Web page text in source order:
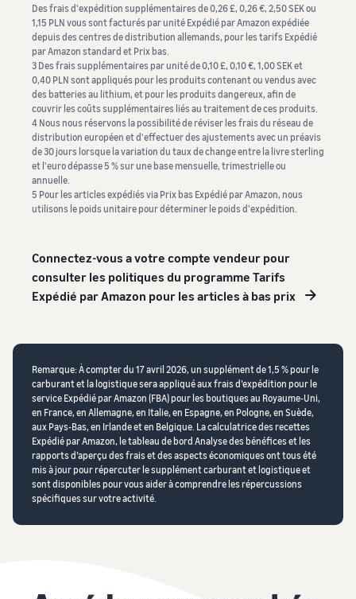
Des frais d'expédition supplémentaires de 0,26 £, 0,26 €, 2,50 SEK ou
1,15 PLN vous sont facturés par unité Expédié par Amazon expédiée
depuis des centres de distribution allemands, pour les tarifs Expédié
par Amazon standard et Prix bas.
3 Des frais supplémentaires par unité de 0,10 £, 0,10 €, 1,00 SEK et
0,40 PLN sont appliqués pour les produits contenant ou vendus avec
des batteries au lithium, et pour les produits dangereux, afin de
couvrir les coûts supplémentaires liés au traitement de ces produits.
4 Nous nous réservons la possibilité de réviser les frais du réseau de
distribution européen et d'effectuer des ajustements avec un préavis
de 30 jours lorsque la variation du taux de change entre la livre sterling
et l'euro dépasse 5 % sur une base mensuelle, trimestrielle ou
annuelle.
5 Pour les articles expédiés via Prix bas Expédié par Amazon, nous
utilisons le poids unitaire pour déterminer le poids d'expédition.
Connectez-vous a votre compte vendeur pour
consulter les politiques du programme Tarifs
Expédié par Amazon pour les articles à bas prix
Remarque: À compter du 17 avril 2026, un supplément de 1,5 % pour le
carburant et la logistique sera appliqué aux frais d’expédition pour le
service Expédié par Amazon (FBA) pour les boutiques au Royaume-Uni,
en France, en Allemagne, en Italie, en Espagne, en Pologne, en Suède,
aux Pays-Bas, en Irlande et en Belgique. La calculatrice des recettes
Expédié par Amazon, le tableau de bord Analyse des bénéfices et les
rapports d’aperçu des frais et des aspects économiques ont tous été
mis à jour pour répercuter le supplément carburant et logistique et
sont disponibles pour vous aider à comprendre les répercussions
spécifiques sur votre activité.